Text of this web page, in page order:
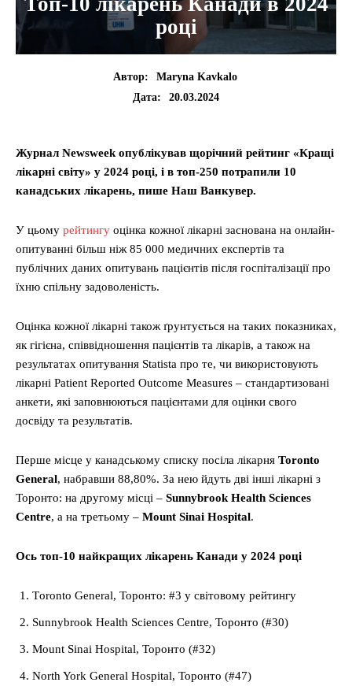
році
Автор:
Maryna Kavkalo
Дата:
20.03.2024
Журнал Newsweek опублікував щорічний рейтинг «Кращі
лікарні світу» у 2024 році, і в топ-250 потрапили 10
канадських лікарень, пише Наш Ванкувер.
У цьому рейтингу оцінка кожної лікарні заснована на онлайн-
опитуванні більш ніж 85 000 медичних експертів та
публічних даних опитувань пацієнтів після госпіталізації про
їхню спільну задоволеність.
Оцінка кожної лікарні також ґрунтується на таких показниках,
як гігієна, співвідношення пацієнтів та лікарів, а також на
результатах опитування Statista про те, чи використовують
лікарні Patient Reported Outcome Measures – стандартизовані
анкети, які заповнюються пацієнтами для оцінки свого
досвіду та результатів.
Перше місце у канадському списку посіла лікарня Toronto
General, набравши 88,80%. За нею йдуть дві інші лікарні з
Торонто: на другому місці – Sunnybrook Health Sciences
Centre, а на третьому – Mount Sinai Hospital.
Ось топ-10 найкращих лікарень Канади у 2024 році
Тoronto General, Торонто: #3 у світовому рейтингу
Sunnybrook Health Sciences Centre, Торонто (#30)
Mount Sinai Hospital, Торонто (#32)
North York General Hospital, Торонто (#47)